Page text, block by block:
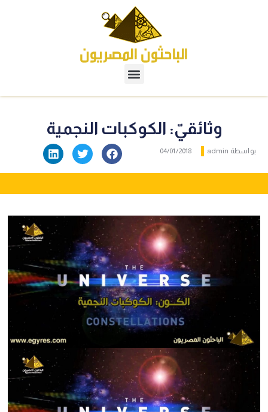
وثائقيّ: الكوكبات النجمية
بواسطة 04/01/2018